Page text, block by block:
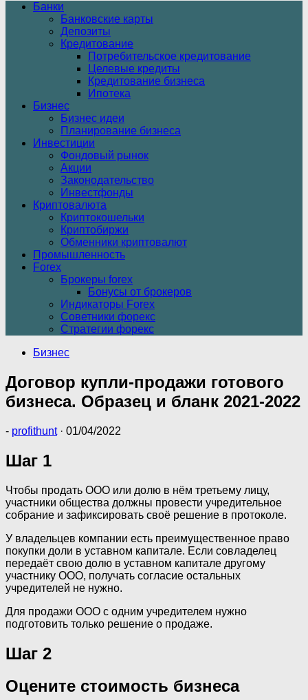
Банки
Банковские карты
Депозиты
Кредитование
Потребительское кредитование
Целевые кредиты
Кредитование бизнеса
Ипотека
Бизнес
Бизнес идеи
Планирование бизнеса
Инвестиции
Фондовый рынок
Акции
Законодательство
Инвестфонды
Криптовалюта
Криптокошельки
Криптобиржи
Обменники криптовалют
Промышленность
Forex
Брокеры forex
Бонусы от брокеров
Индикаторы Forex
Советники форекс
Стратегии форекс
Бизнес
Договор купли-продажи готового
бизнеса. Образец и бланк 2021-2022
- profithunt · 01/04/2022
Шаг 1
Чтобы продать ООО или долю в нём третьему лицу,
участники общества должны провести учредительное
собрание и зафиксировать своё решение в протоколе.
У владельцев компании есть преимущественное право
покупки доли в уставном капитале. Если совладелец
передаёт свою долю в уставном капитале другому
участнику ООО, получать согласие остальных
учредителей не нужно.
Для продажи ООО с одним учредителем нужно
подготовить только решение о продаже.
Шаг 2
Оцените стоимость бизнеса